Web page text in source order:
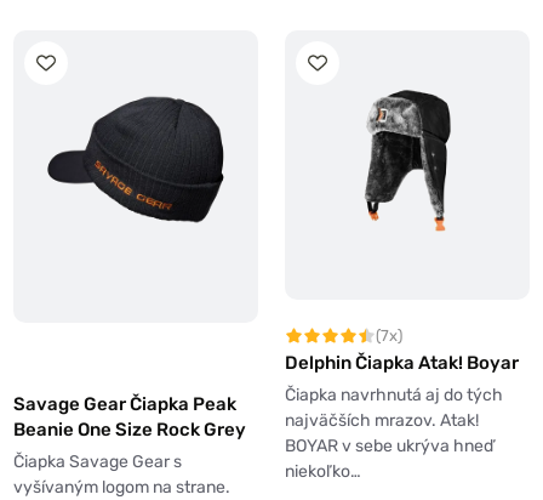
Savage Gear Čiapka Peak
Beanie One Size Rock Grey
Čiapka Savage Gear s
vyšívaným logom na strane.
(7x)
Delphin Čiapka Atak! Boyar
Čiapka navrhnutá aj do tých
najväčších mrazov. Atak!
BOYAR v sebe ukrýva hneď
niekoľko…